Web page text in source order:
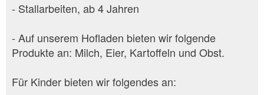
- Stallarbeiten, ab 4 Jahren
- Auf unserem Hofladen bieten wir folgende
Produkte an: Milch, Eier, Kartoffeln und Obst.
Für Kinder bieten wir folgendes an: